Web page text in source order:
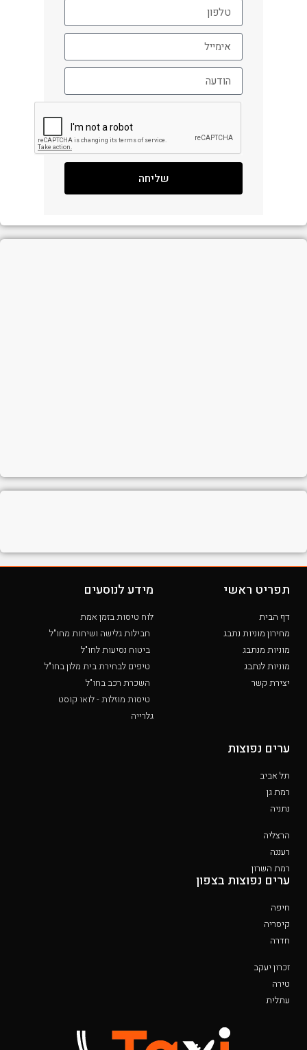
שליחה
תפריט ראשי
דף הבית
מחירון מוניות נתבג
מוניות מנתבג
מוניות לנתבג
יצירת קשר
מידע לנוסעים
לוח טיסות בזמן אמת
חבילות גלישה ושיחות מחו"ל
ביטוח נסיעות לחו"ל
טיפים לבחירת בית מלון בחו"ל
השכרת רכב בחו"ל
טיסות מוזלות - לואו קוסט
גלרייה
ערים נפוצות
תל אביב
רמת גן
נתניה
הרצליה
רעננה
רמת השרון
ערים נפוצות בצפון
חיפה
קיסריה
חדרה
זכרון יעקב
טירה
עתלית